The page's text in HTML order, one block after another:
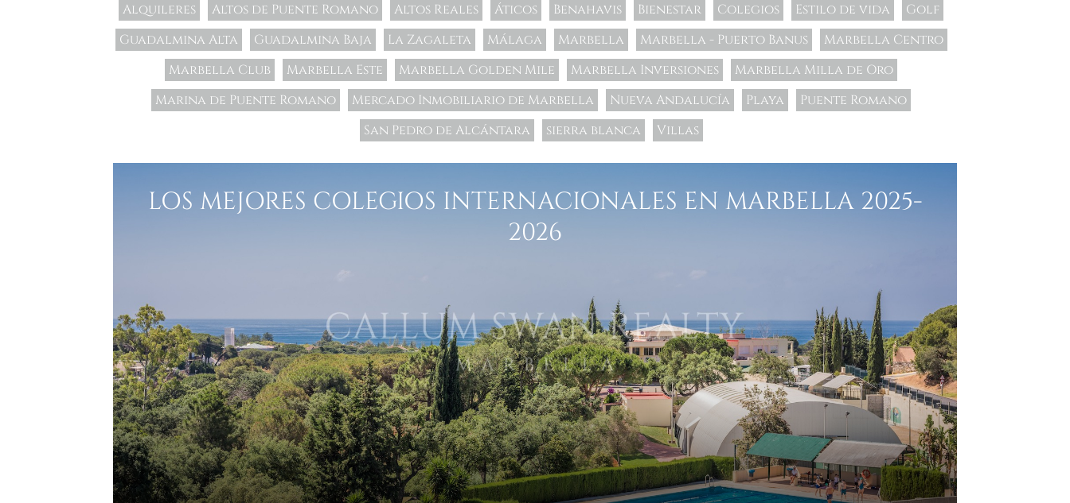
Alquileres Altos de Puente Romano Altos Reales Áticos Benahavis Bienestar Colegios Estilo de vida
Golf
Guadalmina Alta
Guadalmina Baja La Zagaleta Málaga Marbella Marbella - Puerto Banus
Marbella Centro
Marbella Club
Marbella Este Marbella Golden Mile Marbella Inversiones
Marbella Milla de Oro
Marina de Puente Romano
Mercado Inmobiliario de Marbella Nueva Andalucía Playa
Puente Romano
San Pedro de Alcántara
sierra blanca Villas
LOS MEJORES COLEGIOS INTERNACIONALES EN MARBELLA 2025-
2026